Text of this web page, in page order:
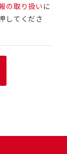
の取り扱い に
してくださ